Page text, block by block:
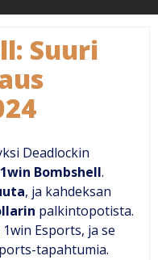
Suuri
Deadlockin
1win Bombshell.
, ja kahdeksan
palkintopotista.
Esports, ja se
tapahtumia.